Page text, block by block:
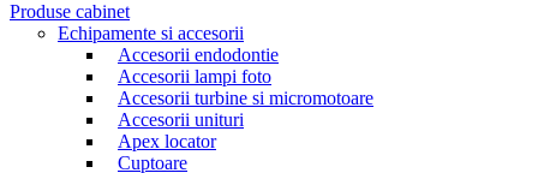
Produse cabinet
Echipamente si accesorii
Accesorii endodontie
Accesorii lampi foto
Accesorii turbine si micromotoare
Accesorii unituri
Apex locator
Cuptoare